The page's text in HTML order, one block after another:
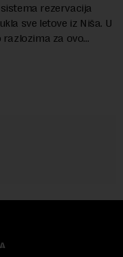
rezervacija
sve letove iz Niša. U
razlozima za ovo